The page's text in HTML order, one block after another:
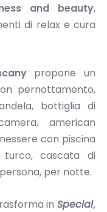
and beauty,
di relax e cura
propone un
pernottamento,
bottiglia di
american
con piscina
turco, cascata di
per notte.
in Special,